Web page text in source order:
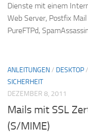
Dienste mit einem
Web Server, Postfix
PureFTPd,
ANLEITUNGEN/ DESKTOP/
SICHERHEIT
DEZEMBER 8, 2011
Mails mit SSL
(S/MIME)